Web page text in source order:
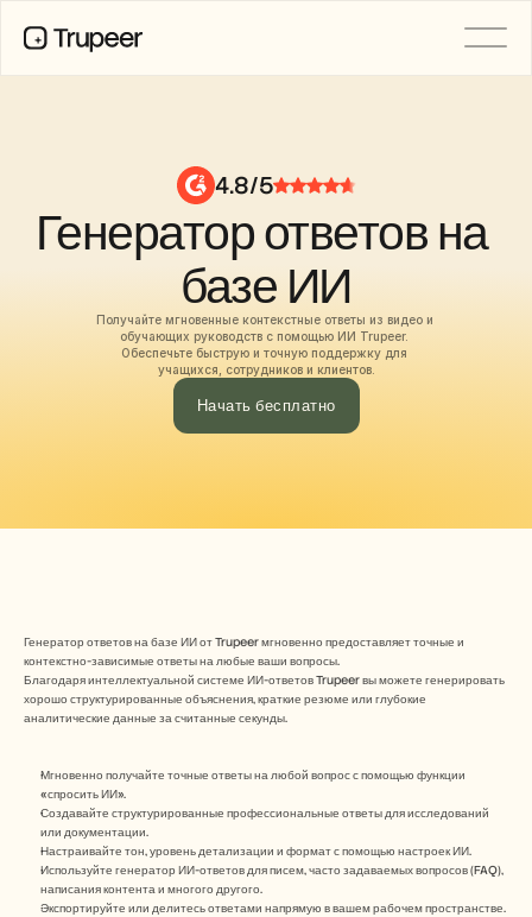
4.8/5
Генератор ответов на
базе ИИ
Получайте мгновенные контекстные ответы из видео и
обучающих руководств с помощью ИИ Trupeer.
Обеспечьте быструю и точную поддержку для
учащихся, сотрудников и клиентов.
Начать бесплатно
Генератор ответов на базе ИИ от Trupeer мгновенно предоставляет точные и
контекстно-зависимые ответы на любые ваши вопросы.
Благодаря интеллектуальной системе ИИ-ответов Trupeer вы можете генерировать
хорошо структурированные объяснения, краткие резюме или глубокие
аналитические данные за считанные секунды.
Мгновенно получайте точные ответы на любой вопрос с помощью функции
«спросить ИИ».
Создавайте структурированные профессиональные ответы для исследований
или документации.
Настраивайте тон, уровень детализации и формат с помощью настроек ИИ.
Используйте генератор ИИ-ответов для писем, часто задаваемых вопросов (FAQ),
написания контента и многого другого.
Экспортируйте или делитесь ответами напрямую в вашем рабочем пространстве.
Customer Stories
AI Avatars
Brand Kits
Лидеры перемен в сфере ИИ
Free Tools
Управление изменениями
Обеспечение продаж
Предпродажи
Маркетинг продуктов
See more